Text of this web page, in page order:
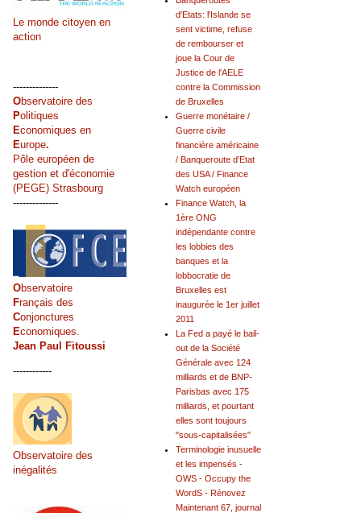
d'Etats: l'Islande se
sent victime, refuse
de rembourser et
joue la Cour de
Justice de l'AELE
contre la Commission
de Bruxelles
Guerre monétaire /
Guerre civile
financière américaine
/ Banqueroute d'Etat
des USA / Finance
Watch européen
Finance Watch, la
1ère ONG
indépendante contre
les lobbies des
banques et la
lobbocratie de
Bruxelles est
inaugurée le 1er juillet
2011
La Fed a payé le bail-
out de la Société
Générale avec 124
milliards et de BNP-
Parisbas avec 175
milliards, et pourtant
elles sont toujours
"sous-capitalisées"
Terminologie inusuelle
et les impensés -
OWS - Occupy the
WordS - Rénovez
Maintenant 67, journal
Le monde citoyen en
action
--------------
Observatoire des
Politiques
Economiques en
Europe.
Pôle européen de
gestion et d'économie
(PEGE) Strasbourg
--------------
Observatoire
Français des
Conjonctures
Economiques.
Jean Paul Fitoussi
------------
Observatoire des
inégalités